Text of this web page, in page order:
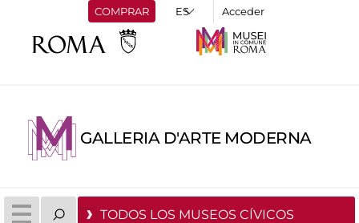
COMPRAR Acceder
GALLERIA D'ARTE MODERNA
TODOS LOS MUSEOS CÍVICOS